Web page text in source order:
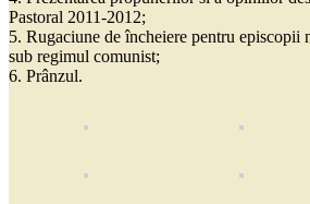
Pastoral 2011-2012;
5. Rugaciune de încheiere pentru episcopii
sub regimul comunist;
6. Prânzul.